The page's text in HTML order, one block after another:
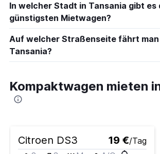
In welcher Stadt in Tansania gibt es
günstigsten Mietwagen?
Auf welcher Straßenseite fährt man
Tansania?
Kompaktwagen mieten
Citroen DS3 19 €/Tag